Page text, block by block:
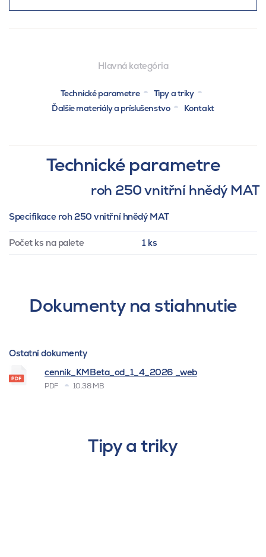
Hlavná kategória
Technické parametre
Tipy a triky
Ďalšie materiály a príslušenstvo
Kontakt
Technické parametre
roh 250 vnitřní hnědý MAT
Specifikace roh 250 vnitřní hnědý MAT
Počet ks na palete 1 ks
Dokumenty na stiahnutie
Ostatní dokumenty
cenník_KMBeta_od_1_4_2026 _web
PDF 10.38 MB
Tipy a triky